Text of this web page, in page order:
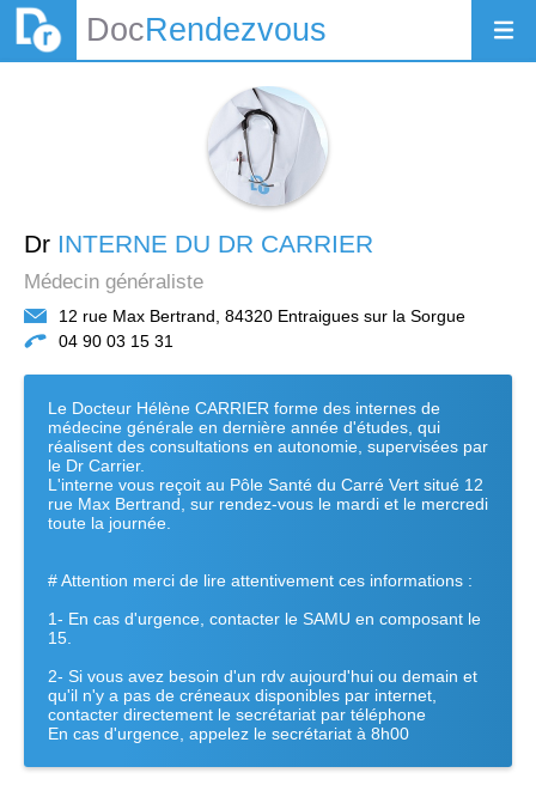
DocRendezvous
Dr INTERNE DU DR CARRIER
Médecin généraliste
12 rue Max Bertrand, 84320 Entraigues sur la Sorgue
04 90 03 15 31
Le Docteur Hélène CARRIER forme des internes de
médecine générale en dernière année d'études, qui
réalisent des consultations en autonomie, supervisées par
le Dr Carrier.
L'interne vous reçoit au Pôle Santé du Carré Vert situé 12
rue Max Bertrand, sur rendez-vous le mardi et le mercredi
toute la journée.
# Attention merci de lire attentivement ces informations :
1- En cas d'urgence, contacter le SAMU en composant le
15.
2- Si vous avez besoin d'un rdv aujourd'hui ou demain et
qu'il n'y a pas de créneaux disponibles par internet,
contacter directement le secrétariat par téléphone
En cas d'urgence, appelez le secrétariat à 8h00